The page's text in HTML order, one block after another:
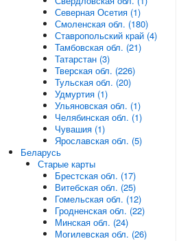
Северная Осетия (1)
Смоленская обл. (180)
Ставропольский край (4)
Тамбовская обл. (21)
Татарстан (3)
Тверская обл. (226)
Тульская обл. (20)
Удмуртия (1)
Ульяновская обл. (1)
Челябинская обл. (1)
Чувашия (1)
Ярославская обл. (5)
Беларусь
Старые карты
Брестская обл. (17)
Витебская обл. (25)
Гомельская обл. (12)
Гродненская обл. (22)
Минская обл. (24)
Могилевская обл. (26)